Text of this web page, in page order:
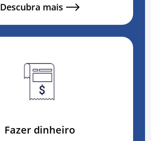
Descubra mais
Fazer dinheiro